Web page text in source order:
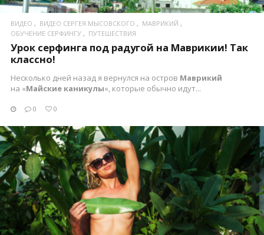
ВИДЕО ВИДЕО СЕРГЕЯ МЫСОВСКОГО
МАВРИКИЙ
ОБУЧЕНИЕ СЕРФИНГУ
ПУТЕШЕСТВИЯ
Урок серфинга под радугой на Маврикии! Так
классно!
Несколько дней назад я вернулся на остров Маврикий
на «Майские каникулы«, которые обычно идут...
0 0
ПОСМОТРЕТЬ